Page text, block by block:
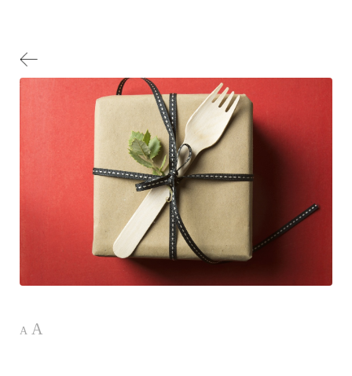
A A